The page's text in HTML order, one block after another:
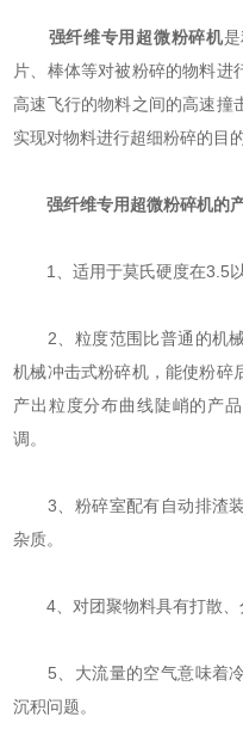
强纤维专用超微粉碎机
片、棒体等对被粉碎的物料进
高速飞行的物料之间的高速撞
实现对物料进行超细粉碎的目的
强纤维专用超微粉碎机的
1、适用于莫氏硬度在3.5以
2、粒度范围比普通的机械
机械冲击式粉碎机，能使粉碎
产出粒度分布曲线陡峭的产
调。
3、粉碎室配有自动排渣装
杂质。
4、对团聚物料具有打散、
5、大流量的空气意味着冷
沉积问题。